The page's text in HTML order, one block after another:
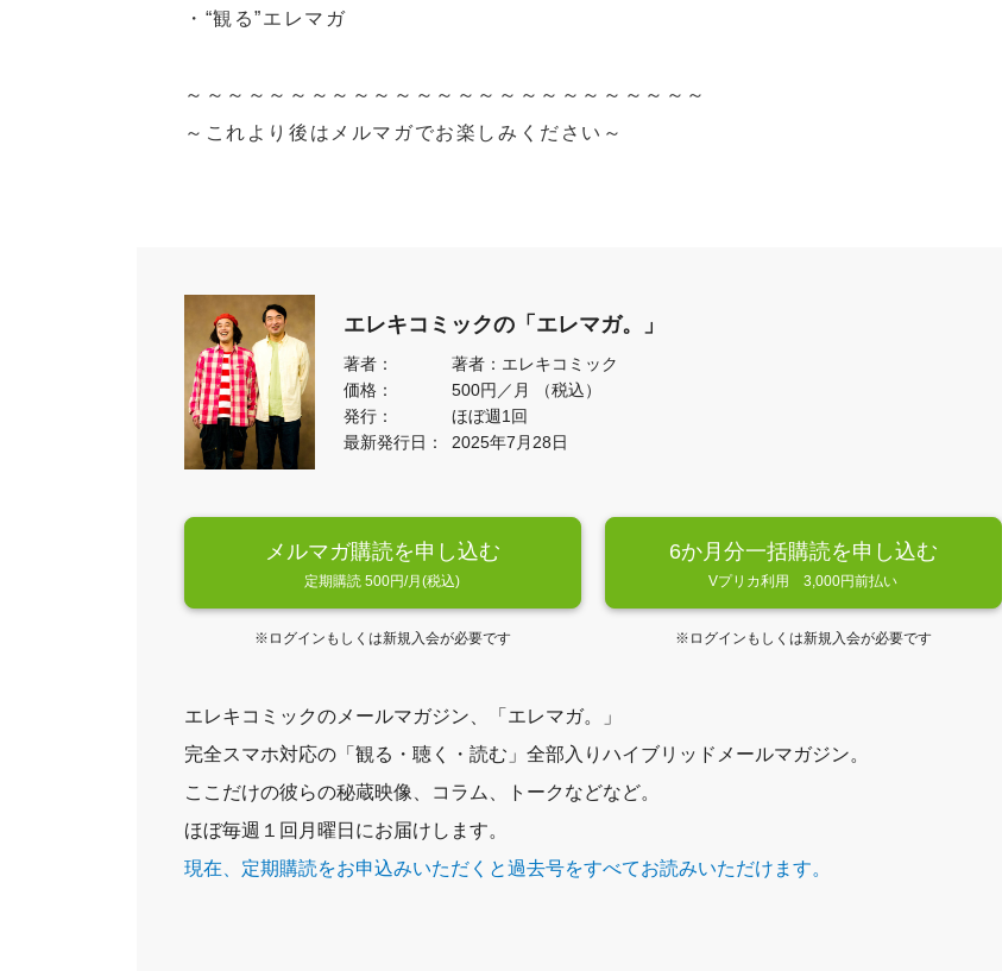
・“観る”エレマガ
～～～～～～～～～～～～～～～～～～～～～～～～～
～これより後はメルマガでお楽しみください～
エレキコミックの「エレマガ。」
著者：
著者：エレキコミック
価格：
500円／月 （税込）
発行：
ほぼ週1回
最新発行日：
2025年7月28日
メルマガ購読を申し込む
定期購読 500円/月(税込)
※ログインもしくは新規入会が必要です
6か月分一括購読を申し込む
Vプリカ利用 3,000円前払い
※ログインもしくは新規入会が必要です
エレキコミックのメールマガジン、「エレマガ。」
完全スマホ対応の「観る・聴く・読む」全部入りハイブリッドメールマガジン。
ここだけの彼らの秘蔵映像、コラム、トークなどなど。
ほぼ毎週１回月曜日にお届けします。
現在、定期購読をお申込みいただくと過去号をすべてお読みいただけます。